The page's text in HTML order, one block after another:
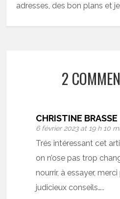
adresses, des bon plans et
2
CHRISTINE BRASSE
6 février 2023 at 19 h 10
Trés intéressant cet
on n’ose pas trop
nourrir, à essayer,
judicieux conseils…..